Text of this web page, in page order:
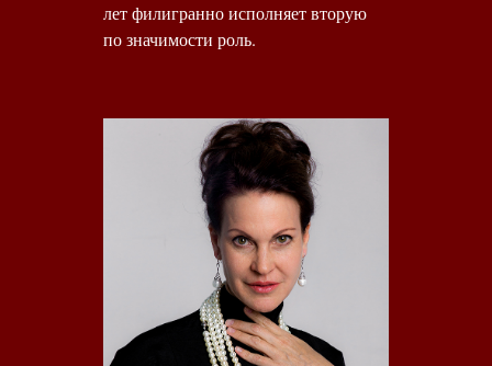
лет филигранно исполняет вторую
по значимости роль.